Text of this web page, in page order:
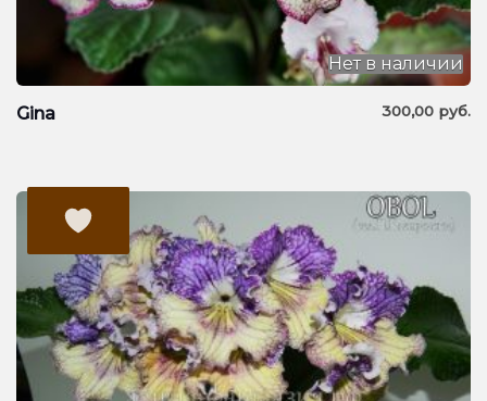
Gina 300,00 руб.
Нет в наличии